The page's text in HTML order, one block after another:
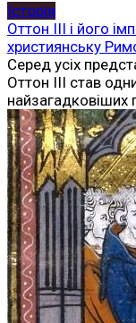
Історія
Оттон III і його
християнську
Серед усіх
Оттон III став
найзагадковіших